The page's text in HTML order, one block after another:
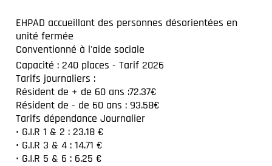
EHPAD accueillant des personnes désorientées en
unité fermée
Conventionné à l'aide sociale
Capacité : 240 places - Tarif 2026
Tarifs journaliers :
Résident de + de 60 ans :72.37€
Résident de - de 60 ans : 93.58€
Tarifs dépendance Journalier
• G.I.R 1 & 2 : 23.18 €
• G.I.R 3 & 4 : 14.71 €
• G.I.R 5 & 6 : 6.25 €